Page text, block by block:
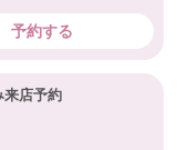
予約する
来店予約